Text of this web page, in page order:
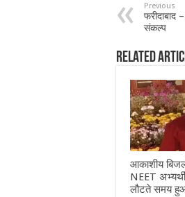
Previous
फरीदाबाद
संकल्प
Related
आकाशीय
NEET
लौटते समय